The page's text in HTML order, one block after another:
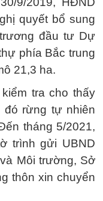
quyết bổ sung
đầu tư Dự
phía Bắc trung
21,3 ha.
tra cho thấy
rừng tự nhiên
tháng 5/2021,
trình gửi UBND
Môi trường, Sở
thôn xin chuyển